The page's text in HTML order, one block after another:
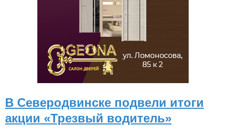
В Северодвинске подвели итоги
акции «Трезвый водитель»